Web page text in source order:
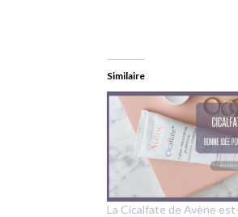
Similaire
La Cicalfate de Avène